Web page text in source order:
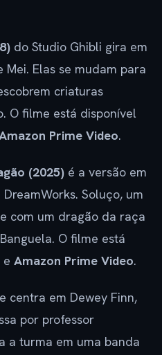
do Studio Ghibli gira em
Elas se mudam para
criaturas
O filme está disponível
Prime Video.
(2025) é a versão em
Soluço, um
com um dragão da raça
O filme está
e Amazon Prime Video.
centra em Dewey Finn,
por professor
a turma em uma banda